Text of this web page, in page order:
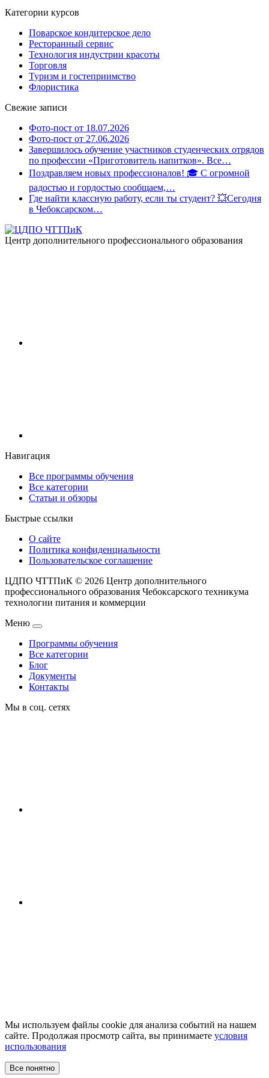
Категории курсов
Поварское кондитерское дело
Ресторанный сервис
Технология индустрии красоты
Торговля
Туризм и гостеприимство
Флористика
Свежие записи
Фото-пост от 18.07.2026
Фото-пост от 27.06.2026
Завершилось обучение участников студенческих отрядов
по профессии «Приготовитель напитков». Все…
Поздравляем новых профессионалов! 🎓 С огромной
радостью и гордостью сообщаем,…
Где найти классную работу, если ты студент? 💥Сегодня
в Чебоксарском…
Центр дополнительного профессионального образования
Навигация
Все программы обучения
Все категории
Статьи и обзоры
Быстрые ссылки
О сайте
Политика конфиденциальности
Пользовательское соглашение
ЦДПО ЧТТПиК © 2026 Центр дополнительного
профессионального образования Чебоксарского техникума
технологии питания и коммерции
Меню
Программы обучения
Все категории
Блог
Документы
Контакты
Мы в соц. сетях
Мы используем файлы cookie для анализа событий на нашем
сайте. Продолжая просмотр сайта, вы принимаете условия
использования
Все понятно